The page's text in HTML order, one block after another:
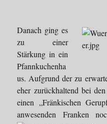
Danach ging es
zu einer
Stärkung in ein
Pfannkuchenha
us. Aufgrund der zu
eher zurückhaltend bei
einen „Fränkischen
anwesenden Franken